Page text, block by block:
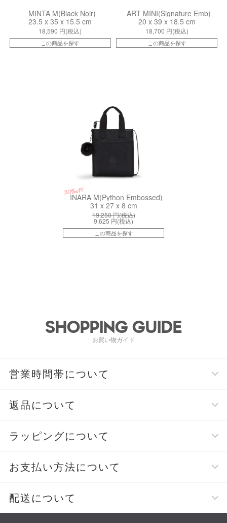
MINTA M(Black Noir)
23.5 x 35 x 15.5 cm
18,590 円(税込)
この商品を探す
ART MINI(Signature Emb)
20 x 39 x 18.5 cm
18,700 円(税込)
この商品を探す
50%off
INARA M(Python Embossed)
31 x 27 x 8 cm
19,250円(税込)
9,625 円(税込)
この商品を探す
SHOPPING GUIDE
お買い物ガイド
営業時間帯について
返品について
ラッピングについて
お支払い方法について
配送について